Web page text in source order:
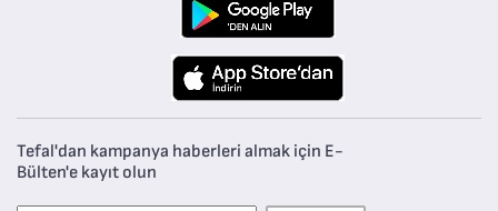
Tefal'dan kampanya haberleri almak için E-
Bülten'e kayıt olun